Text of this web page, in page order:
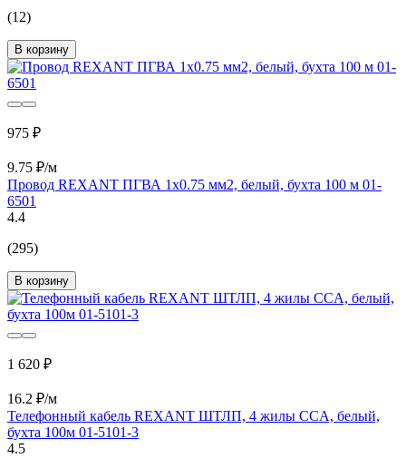
(12)
В корзину
975 ₽
9.75 ₽/м
Провод REXANT ПГВА 1х0.75 мм2, белый, бухта 100 м 01-
6501
4.4
(295)
В корзину
1 620 ₽
16.2 ₽/м
Телефонный кабель REXANT ШТЛП, 4 жилы CCA, белый,
бухта 100м 01-5101-3
4.5